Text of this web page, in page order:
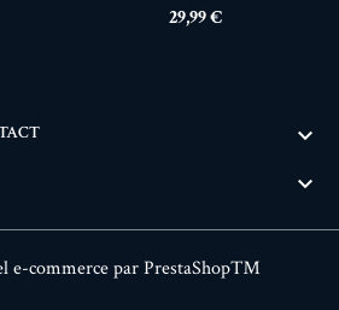
Prix
29,99 €


e-commerce par PrestaShop™